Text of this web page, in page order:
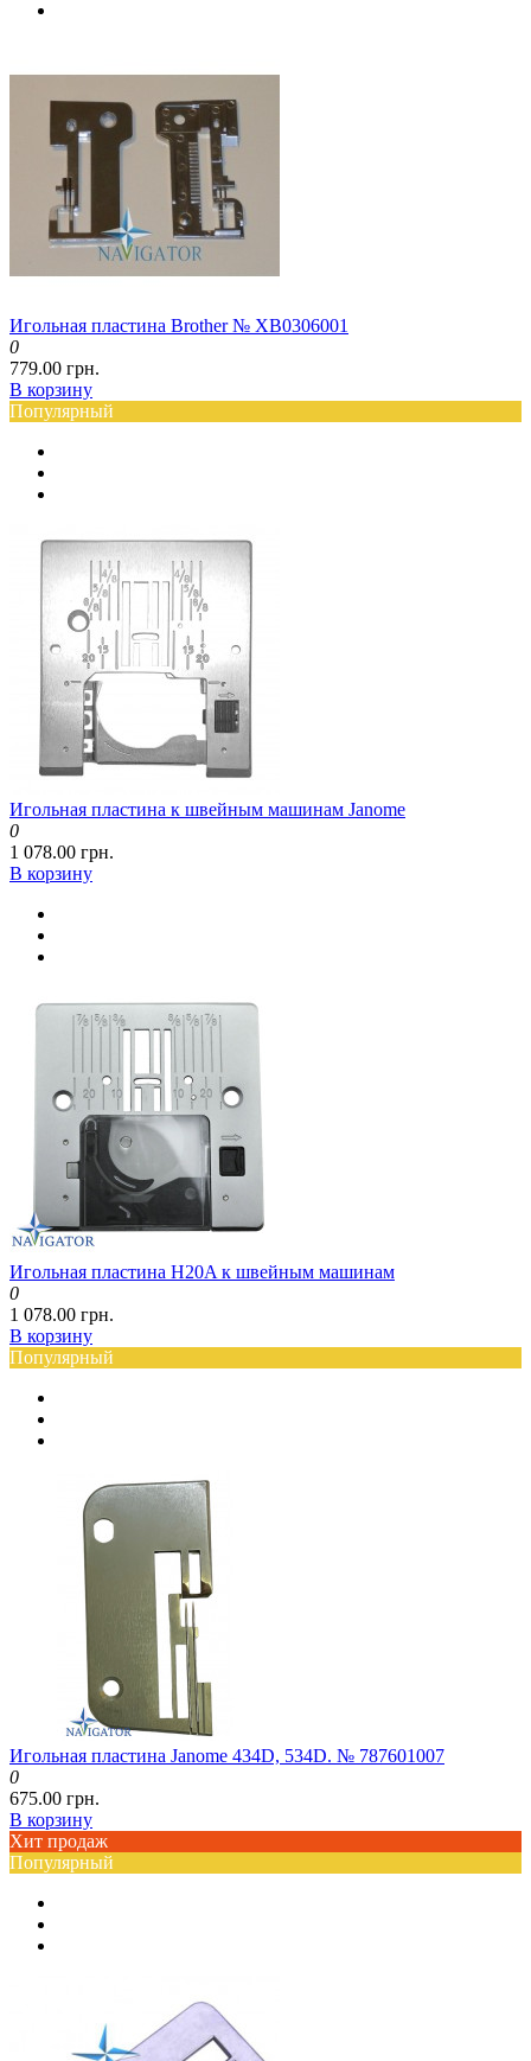
Игольная пластина Brother № XB0306001
0
779.00 грн.
В корзину
Популярный
Игольная пластина к швейным машинам Janome
0
1 078.00 грн.
В корзину
Игольная пластина H20A к швейным машинам
0
1 078.00 грн.
В корзину
Популярный
Игольная пластина Janome 434D, 534D. № 787601007
0
675.00 грн.
В корзину
Хит продаж
Популярный